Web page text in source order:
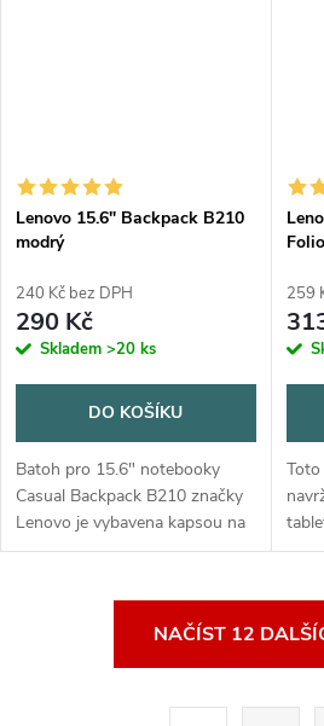
Lenovo 15.6" Backpack B210
modrý
240 Kč bez DPH
290 Kč
Skladem >20 ks
DO KOŠÍKU
Batoh pro 15.6" notebooky
Casual Backpack B210 značky
Lenovo je vybavena kapsou na
notebooky s úhlopříčkou 15,6
tkaniny a elegantním designem
259
NAČÍST 12